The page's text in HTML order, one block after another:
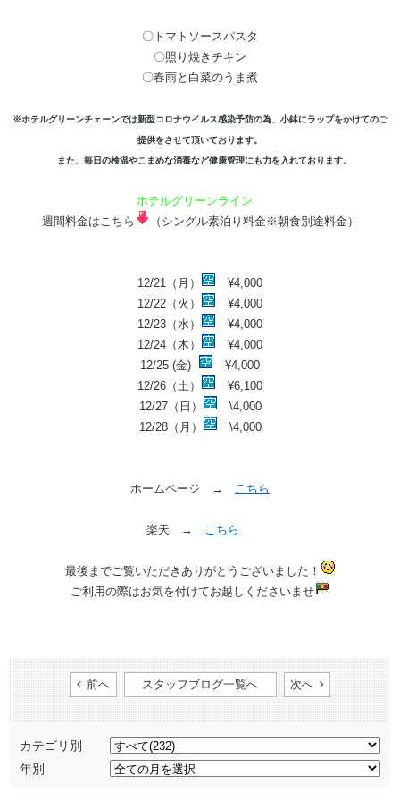
〇トマトソースパスタ
〇照り焼きチキン
〇春雨と白菜のうま煮
※ホテルグリーンチェーンでは新型コロナウイルス感染予防の為、小鉢にラップをかけてのご
提供をさせて頂いております。
また、毎日の検温やこまめな消毒など健康管理にも力を入れております。
ホテルグリーンライン
​週間料金はこちら
（シングル素泊り料金※朝食別途料金）​
12/21（月）
¥4,000
12/22（火）
¥4,000
12/23（水）
¥4,000
12/24（木）
¥4,000
12/25 (金)
¥4,000
12/26（土）
¥6,100
12/27（日）
\4,000
12/28（月）
\4,000
ホームページ → ​ こちら
楽天 → ​ こちら
最後までご覧いただきありがとうございました！
ご利用の際はお気を付けてお越しくださいませ
前へ スタッフブログ一覧へ 次へ
カテゴリ別
年別